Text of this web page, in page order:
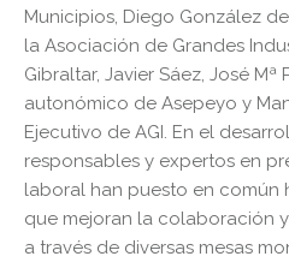
Municipios, Diego González
la Asociación de Grandes
Gibraltar, Javier Sáez, José
autonómico de Asepeyo y
Ejecutivo de AGI. En el
responsables y expertos en
laboral han puesto en común
que mejoran la colaboración
a través de diversas mesas